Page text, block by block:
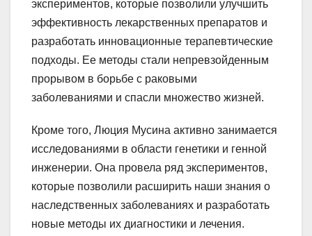
экспериментов, которые позволили улучшить
эффективность лекарственных препаратов и
разработать инновационные терапевтические
подходы. Ее методы стали непревзойденным
прорывом в борьбе с раковыми
заболеваниями и спасли множество жизней.
Кроме того, Люция Мусина активно занимается
исследованиями в области генетики и генной
инженерии. Она провела ряд экспериментов,
которые позволили расширить наши знания о
наследственных заболеваниях и разработать
новые методы их диагностики и лечения.